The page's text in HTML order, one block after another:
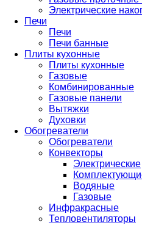
Электрические
Печи
Печи
Печи банные
Плиты кухонные
Плиты кухонные
Газовые
Комбинированные
Газовые панели
Вытяжки
Духовки
Обогреватели
Обогреватели
Конвекторы
Электрические
Водяные
Газовые
Инфракрасные
Тепловентиляторы